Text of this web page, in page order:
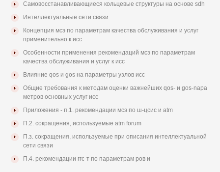
Самовосстанавливающиеся кольцевые структуры на основе sdh
Интеллектуальные сети связи
Концепция мсэ по параметрам качества обслуживания и услуг
применительно к исс
Особенности применения рекомендаций мсэ по параметрам
качества обслуживания и услуг к исс
Влияние qos и gos на параметры узлов исс
Общие требования к методам оценки важнейших qos- и gos-napa
метров основных услуг исс
Приложения - п.1. рекомендации мсэ по ш-цсис и atm
П.2. сокращения, используемые atm forum
П.з. сокращения, используемые при описания интеллектуальной
сети связи
П.4. рекомендации ггс-т по параметрам ров и